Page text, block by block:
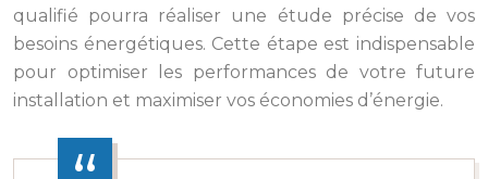
qualifié pourra réaliser une étude précise de vos
besoins énergétiques. Cette étape est indispensable
pour optimiser les performances de votre future
installation et maximiser vos économies d’énergie.